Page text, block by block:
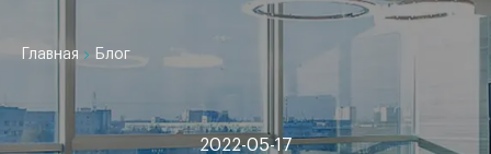
Главная Блог
2022-05-17